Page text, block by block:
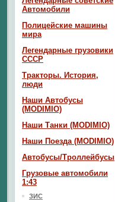
Автомобили
Полицейские машины
мира
Легендарные грузовики
СССР
Тракторы. История,
люди
Наши Автобусы
(MODIMIO)
Наши Танки (MODIMIO)
Наши Поезда (MODIMIO)
Автобусы/Троллейбусы
Грузовые автомобили
1:43
ЗИС